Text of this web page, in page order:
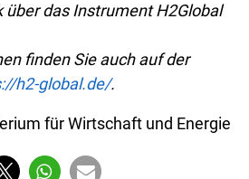
über das Instrument H2Global
finden Sie auch auf der
h2-global.de/.
für Wirtschaft und Energie